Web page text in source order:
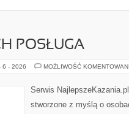
POSŁUGA
6 - 2026 MOŻLIWOŚĆ
Serwis
stworzone z myślą o